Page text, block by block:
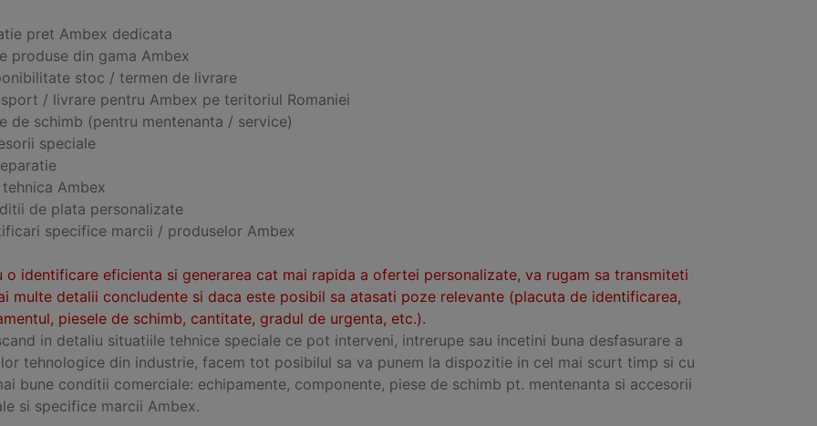
pret Ambex dedicata
produse din gama Ambex
stoc / termen de livrare
/ livrare pentru Ambex pe teritoriul Romaniei
de schimb (pentru mentenanta / service)
speciale
Ambex
de plata personalizate
specifice marcii / produselor Ambex
o identificare eficienta si generarea cat mai rapida a ofertei personalizate, va rugam sa transmiteti
multe detalii concludente si daca este posibil sa atasati poze relevante (placuta de identificarea,
piesele de schimb, cantitate, gradul de urgenta, etc.).
in detaliu situatiile tehnice speciale ce pot interveni, intrerupe sau incetini buna desfasurare a
tehnologice din industrie, facem tot posibilul sa va punem la dispozitie in cel mai scurt timp si cu
bune conditii comerciale: echipamente, componente, piese de schimb pt. mentenanta si accesorii
si specifice marcii Ambex.